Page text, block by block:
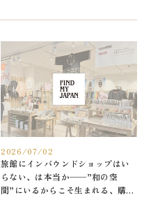
2026/07/02
旅館にインバウンドショップはい
らない、は本当か——”和の空
間”にいるからこそ生まれる、購買